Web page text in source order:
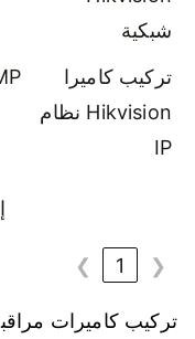
شبكية
تركيب كاميرا
Hikvision نظام
IP
❮
1
❯
تركيب كاميرات